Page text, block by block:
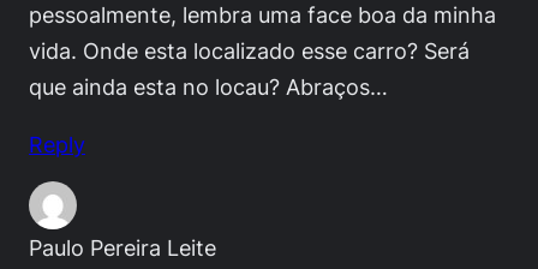
pessoalmente, lembra uma face boa da minha
vida. Onde esta localizado esse carro? Será
que ainda esta no locau? Abraços…
Reply
Paulo Pereira Leite